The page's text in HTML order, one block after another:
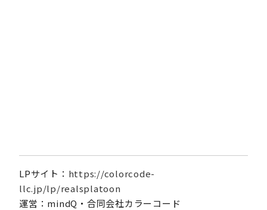
LPサイト： https://colorcode-
llc.jp/lp/realsplatoon
運営：mindQ・合同会社カラーコード